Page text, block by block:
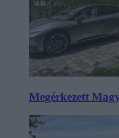
Megérkezett